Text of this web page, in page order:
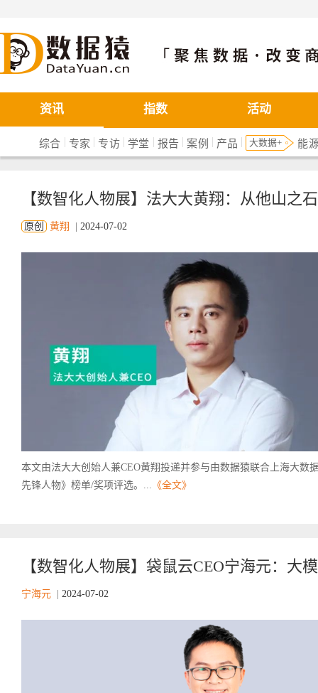
数据猿
资讯 指数 活动
综合 | 专家 |专访| 学堂 | 报告 | 案例 | 产品 | 大数据+ 能
【数智化人物展】法大大黄翔：从他山之
原创 黄翔 2024-07-02
本文由法大大创始人兼CEO黄翔投递并参与由数据猿联合上海大数
先锋人物》榜单/奖项评选。... 《全文》
【数智化人物展】袋鼠云CEO宁海元：大
宁海元 2024-07-02